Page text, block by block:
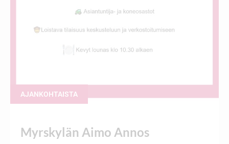
AJANKOHTAISTA
Myrskylän Aimo Annos